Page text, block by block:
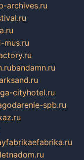
archives.ru
mus.ru
bandamn.ru
cityhotel.ru
spb.ru